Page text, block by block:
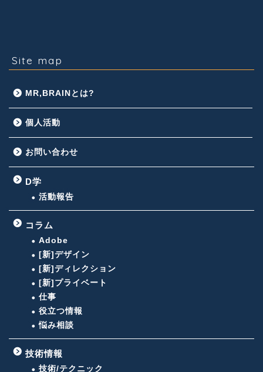
Site map
MR,BRAINとは?
個人活動
お問い合わせ
D学
活動報告
コラム
Adobe
[新]デザイン
[新]ディレクション
[新]プライベート
仕事
役立つ情報
悩み相談
技術情報
技術/テクニック